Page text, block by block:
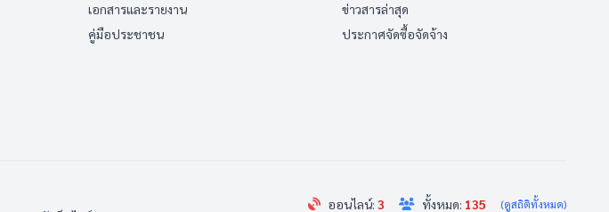
เอกสารและรายงาน
คู่มือประชาชน
ข่าวสารล่าสุด
ประกาศจัดซื้อจัดจ้าง
ออนไลน์: 3 ทั้งหมด: 135 (ดูสถิติทั้งหมด)